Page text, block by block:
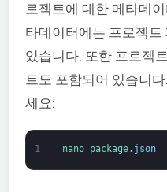
로젝트에 대한 메타데
타데이터에는 프로젝트
있습니다. 또한 프로젝
트도 포함되어 있습니다.
세요:
1 nano package. json